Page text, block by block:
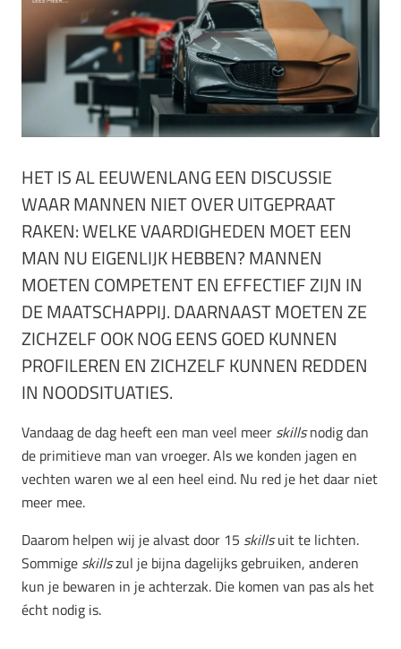
HET IS AL EEUWENLANG EEN DISCUSSIE
WAAR MANNEN NIET OVER UITGEPRAAT
RAKEN: WELKE VAARDIGHEDEN MOET EEN
MAN NU EIGENLIJK HEBBEN? MANNEN
MOETEN COMPETENT EN EFFECTIEF ZIJN IN
DE MAATSCHAPPIJ. DAARNAAST MOETEN ZE
ZICHZELF OOK NOG EENS GOED KUNNEN
PROFILEREN EN ZICHZELF KUNNEN REDDEN
IN NOODSITUATIES.
Vandaag de dag heeft een man veel meer skillsnodig dan
de primitieve man van vroeger. Als we konden jagen en
vechten waren we al een heel eind. Nu red je het daar niet
meer mee.
Daarom helpen wij je alvast door 15 skillsuit te lichten.
Sommige skillszul je bijna dagelijks gebruiken, anderen
kun je bewaren in je achterzak. Die komen van pas als het
écht nodig is.